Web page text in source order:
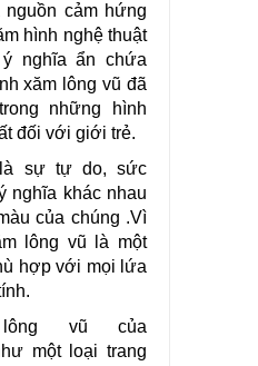
nguồn cảm hứng
hình nghệ thuật
nghĩa ẩn chứa
xăm lông vũ đã
những hình
đối với giới trẻ.
sự tự do, sức
nghĩa khác nhau
của chúng .Vì
lông vũ là một
hợp với mọi lứa
vũ của
một loại trang